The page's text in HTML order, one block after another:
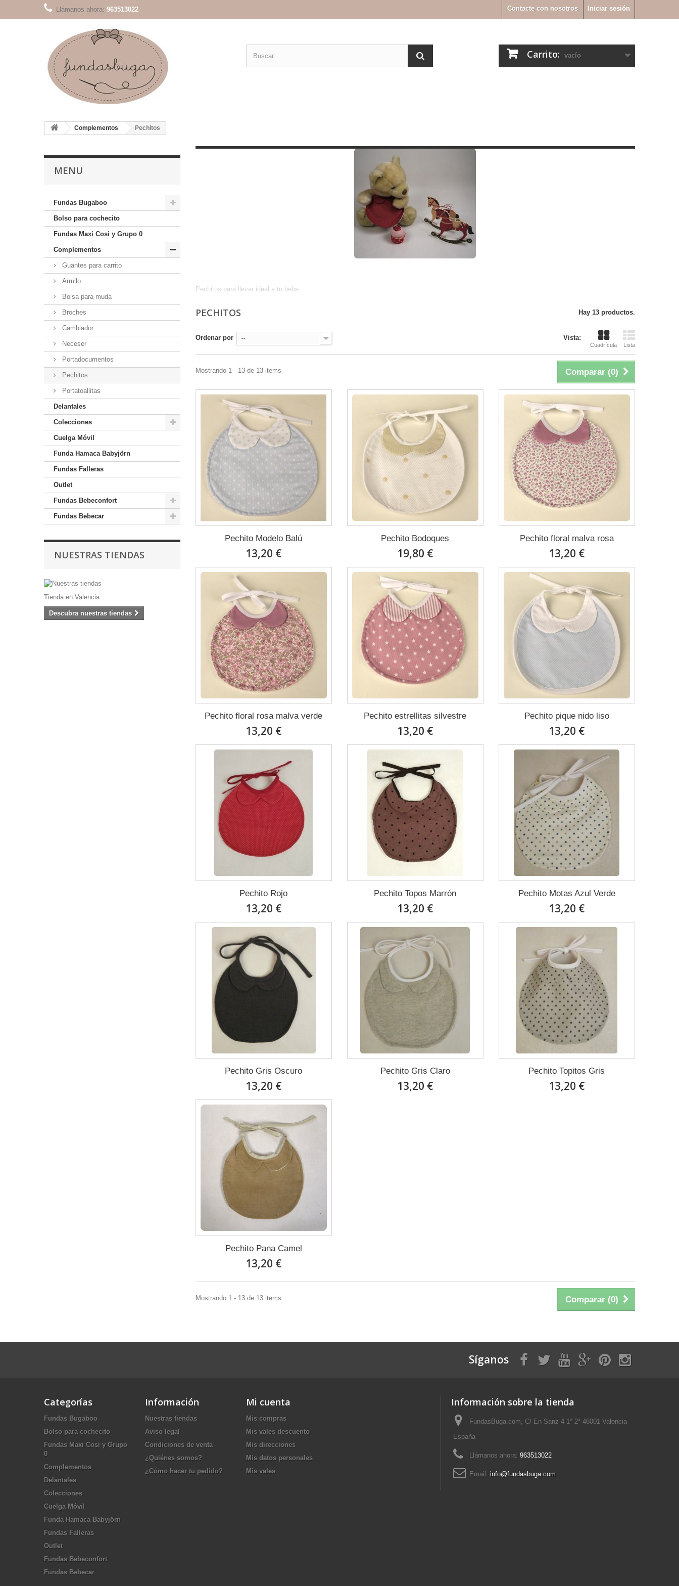
Iniciar sesión
Contacte con nosotros
Llámanos ahora: 963513022
Carrito: vacío
Complementos Pechitos
MENU
Fundas Bugaboo
Bolso para cochecito
Fundas Maxi Cosi y Grupo 0
Complementos
Guantes para carrito
Arrullo
Bolsa para muda
Broches
Cambiador
Neceser
Portadocumentos
Pechitos
Portatoallitas
Delantales
Colecciones
Cuelga Móvil
Funda Hamaca Babyjörn
Fundas Falleras
Outlet
Fundas Bebeconfort
Fundas Bebecar
NUESTRAS TIENDAS
Tienda en Valencia
Descubra nuestras tiendas
Pechitos para llevar ideal a tu bebe.
PECHITOS Hay 13 productos.
Vista:
Cuadrícula Lista
Ordenar por --
Comparar (0)
Mostrando 1 - 13 de 13 items
Pechito Modelo Balú
13,20 €
Pechito Bodoques
19,80 €
Pechito floral malva rosa
13,20 €
Pechito floral rosa malva verde
13,20 €
Pechito estrellitas silvestre
13,20 €
Pechito pique nido liso
13,20 €
Pechito Rojo
13,20 €
Pechito Topos Marrón
13,20 €
Pechito Motas Azul Verde
13,20 €
Pechito Gris Oscuro
13,20 €
Pechito Gris Claro
13,20 €
Pechito Topitos Gris
13,20 €
Pechito Pana Camel
13,20 €
Comparar (0)
Mostrando 1 - 13 de 13 items
Síganos
Categorías
Fundas Bugaboo
Bolso para cochecito
Fundas Maxi Cosi y Grupo
0
Complementos
Delantales
Colecciones
Cuelga Móvil
Funda Hamaca Babyjörn
Fundas Falleras
Outlet
Fundas Bebeconfort
Fundas Bebecar
Información
Nuestras tiendas
Aviso legal
Condiciones de venta
¿Quiénes somos?
¿Cómo hacer tu pedido?
Mi cuenta
Mis compras
Mis vales descuento
Mis direcciones
Mis datos personales
Mis vales
Información sobre la tienda
FundasBuga.com, C/ En Sanz 4 1º 2ª 46001 Valencia
España
Llámanos ahora: 963513022
Email: info@fundasbuga.com